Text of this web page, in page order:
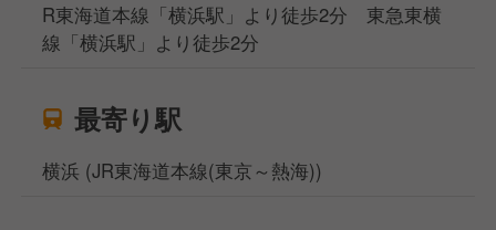
R東海道本線「横浜駅」より徒歩2分 東急東横
線「横浜駅」より徒歩2分
最寄り駅
横浜 (JR東海道本線(東京～熱海))